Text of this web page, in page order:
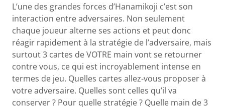
L’une des grandes forces d’Hanamikoji c’est son
interaction entre adversaires. Non seulement
chaque joueur alterne ses actions et peut donc
réagir rapidement à la stratégie de l’adversaire, mais
surtout 3 cartes de VOTRE main vont se retourner
contre vous, ce qui est incroyablement intense en
termes de jeu. Quelles cartes allez-vous proposer à
votre adversaire. Quelles sont celles qu’il va
conserver ? Pour quelle stratégie ? Quelle main de 3